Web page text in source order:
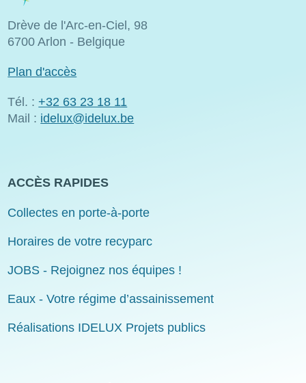
Drève de l'Arc-en-Ciel, 98
6700 Arlon - Belgique
Plan d'accès
Tél. : +32 63 23 18 11
Mail : idelux@idelux.be
ACCÈS RAPIDES
Collectes en porte-à-porte
Horaires de votre recyparc
JOBS - Rejoignez nos équipes !
Eaux - Votre régime d’assainissement
Réalisations IDELUX Projets publics